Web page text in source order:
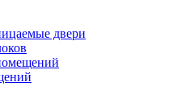
двери